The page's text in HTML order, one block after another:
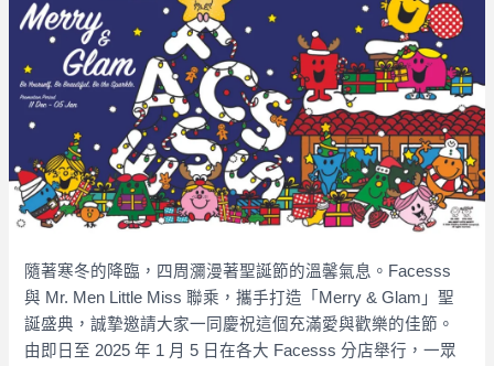
隨著寒冬的降臨，四周瀰漫著聖誕節的溫馨氣息。Facesss
與 Mr. Men Little Miss 聯乘，攜手打造「Merry & Glam」聖
誕盛典，誠摯邀請大家一同慶祝這個充滿愛與歡樂的佳節。
由即日至 2025 年 1 月 5 日在各大 Facesss 分店舉行，一眾